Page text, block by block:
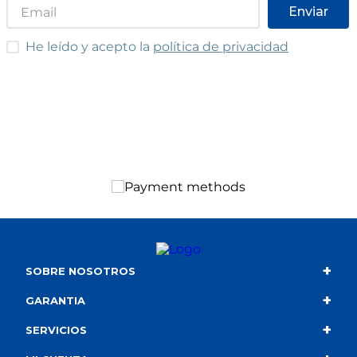
Enviar
He leído y acepto las condiciones
He leído y acepto la política de privacidad
SOBRE NOSOTROS +
Contacto
Quiénes somos
GARANTIA +
Condiciones de compra
SERVICIOS +